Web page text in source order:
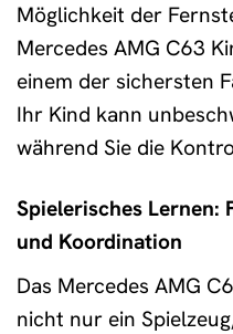
Möglichkeit der
Mercedes AMG C63
einem der sichersten
Ihr Kind kann
während Sie die
Spielerisches
und Koordination
Das Mercedes AMG
nicht nur ein